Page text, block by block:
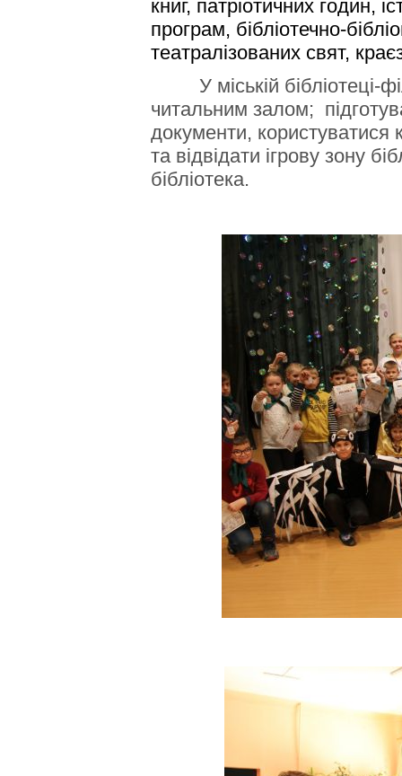
книг, патріотичних годин,
програм, бібліотечно-
театралізованих свят,
У міській
читальним залом;
документи, користуватися
та відвідати ігрову зону
бібліотека.